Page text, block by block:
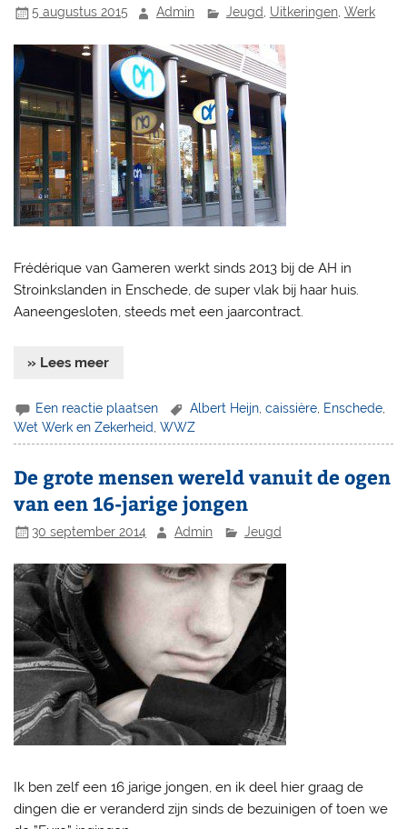
5 augustus 2015 Admin Jeugd, Uitkeringen, Werk
Frédérique van Gameren werkt sinds 2013 bij de AH in
Stroinkslanden in Enschede, de super vlak bij haar huis.
Aaneengesloten, steeds met een jaarcontract.
» Lees meer
Een reactie plaatsen Albert Heijn ,caissière Enschede
Wet Werk en Zekerheid ,WWZ
De grote mensen wereld vanuit de ogen
van een 16-jarige jongen
30 september 2014 Admin Jeugd
Ik ben zelf een 16 jarige jongen, en ik deel hier graag de
dingen die er veranderd zijn sinds de bezuinigen of toen we